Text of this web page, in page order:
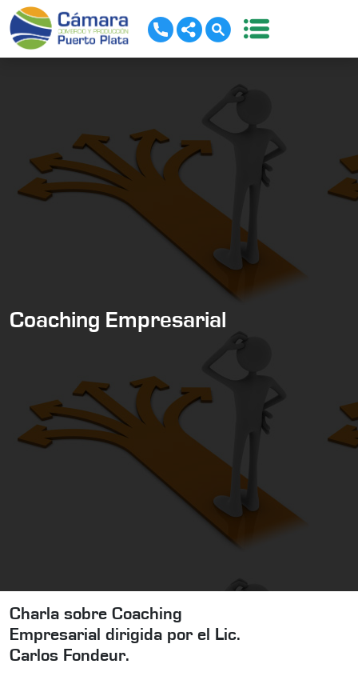
Coaching Empresarial
Charla sobre Coaching
Empresarial dirigida por el Lic.
Carlos Fondeur.